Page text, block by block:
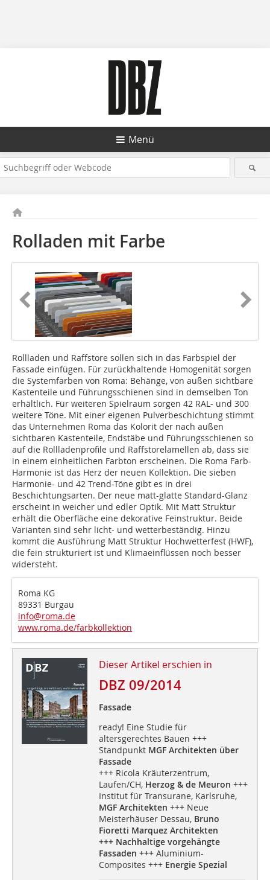
Menü
Rolladen mit Farbe
Rollladen und Raffstore sollen sich in das Farbspiel der
Fassade einfügen. Für zurückhaltende Homogenität sorgen
die Systemfarben von Roma: Behänge, von außen sichtbare
Kastenteile und Führungsschienen sind in demselben Ton
erhältlich. Für weiteren Spielraum sorgen 42 RAL- und 300
weitere Töne. Mit einer eigenen Pulverbeschichtung stimmt
das Unternehmen Roma das Kolorit der nach außen
sichtbaren Kastenteile, Endstäbe und Führungsschienen so
auf die Rollladenprofile und Raffstorelamellen ab, dass sie
in einem einheitlichen Farbton erscheinen. Die Roma Farb-
Harmonie ist das Herz der neuen Kollektion. Die sieben
Harmonie- und 42 Trend-Töne gibt es in drei
Beschichtungsarten. Der neue matt-glatte Standard-Glanz
erscheint in weicher und edler Optik. Mit Matt Struktur
erhält die Oberfläche eine dekorative Feinstruktur. Beide
Varianten sind sehr licht- und wetterbeständig. Hinzu
kommt die Ausführung Matt Struktur Hochwetterfest (HWF),
die fein strukturiert ist und Klimaeinflüssen noch besser
widersteht.
Roma KG
89331 Burgau
info@roma.de
www.roma.de/farbkollektion
Dieser Artikel erschien in
DBZ 09/2014
Fassade
ready! Eine Studie für
altersgerechtes Bauen +++
StandpunktMGF Architekten über
Fassade
+++ Ricola Kräuterzentrum,
Laufen/CH, Herzog & de Meuron +++
Institut für Transurane, Karlsruhe,
MGF Architekten +++ Neue
Meisterhäuser Dessau, Bruno
Fioretti Marquez Architekten
+++ Nachhaltige vorgehängte
Fassaden +++ Aluminium-
Composites +++ Energie Spezial